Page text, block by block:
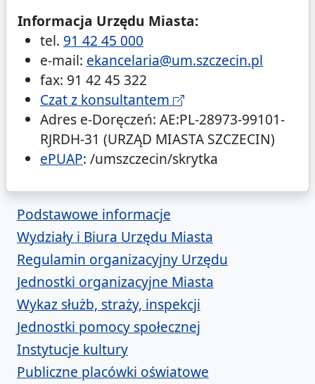
Informacja Urzędu Miasta:
tel. 91 42 45 000
e-mail: ekancelaria@um.szczecin.pl
fax: 91 42 45 322
Czat z konsultantem
Adres e-Doręczeń: AE:PL-28973-99101-
RJRDH-31 (URZĄD MIASTA SZCZECIN)
ePUAP: /umszczecin/skrytka
Podstawowe informacje
Wydziały i Biura Urzędu Miasta
Regulamin organizacyjny Urzędu
Jednostki organizacyjne Miasta
Wykaz służb, straży, inspekcji
Jednostki pomocy społecznej
Instytucje kultury
Publiczne placówki oświatowe